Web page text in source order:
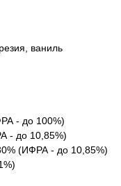
ваниль
- до 100%)
- до 10,85%)
(ИФРА - до 10,85%)